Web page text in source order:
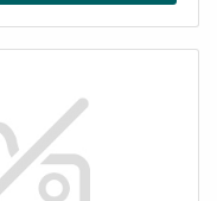
avec lampe UV-C,